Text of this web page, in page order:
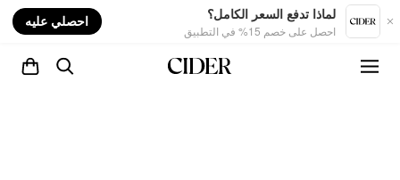
لماذا تدفع السعر الكامل؟
احصل على خصم 15% في التطبيق
احصلي عليه